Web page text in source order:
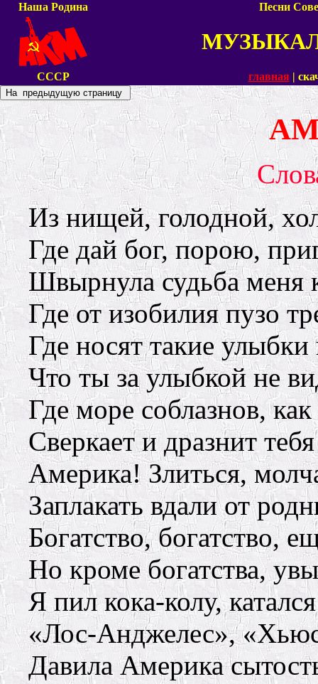
Наша Родина Песни
СССР главная|
Из нищей, голодной,
Где дай бог, порою,
Швырнула судьба меня
Где от изобилия пузо
Где носят такие
Что ты за улыбкой не
Где море соблазнов,
Сверкает и дразнит
Америка! Злиться,
Заплакать вдали от
Богатство, богатство,
Но кроме богатства,
Я пил кока-колу,
«Лос-Анджелес»,
Давила Америка